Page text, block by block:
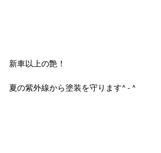
新車以上の艶！
夏の紫外線から塗装を守ります^ - ^